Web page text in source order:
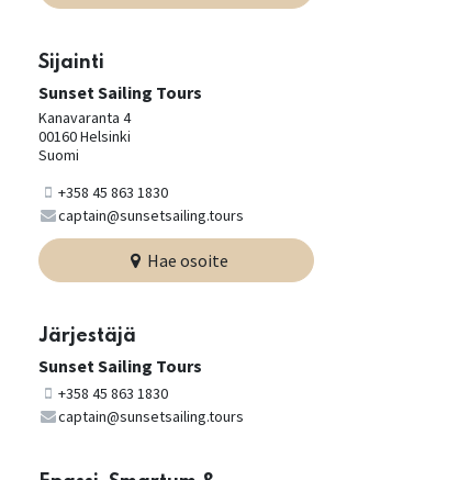
Sijainti
Sunset Sailing Tours
Kanavaranta 4
00160 Helsinki
Suomi
+358 45 863 1830
captain@sunsetsailing.tours
Hae osoite
Järjestäjä
Sunset Sailing Tours
+358 45 863 1830
captain@sunsetsailing.tours